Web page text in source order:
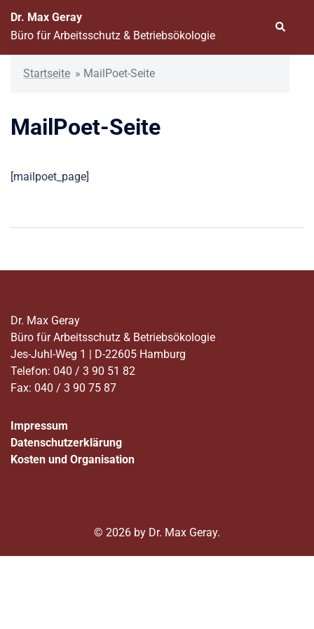
Inhalt
springen
Dr. Max Geray
Büro für Arbeitsschutz & Betriebsökologie
Suche
Startseite » MailPoet-Seite
MailPoet-Seite
[mailpoet_page]
Dr. Max Geray
Büro für Arbeitsschutz & Betriebsökologie
Jes-Juhl-Weg 1 | D-22605 Hamburg
Telefon: 040 / 3 90 51 82
Fax: 040 / 3 90 75 87
Impressum
Datenschutzerklärung
Kosten und Organisation
© 2026 by Dr. Max Geray.